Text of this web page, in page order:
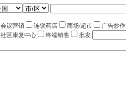
会议营销 连锁药店 商场/超市
广告炒
社区康复中心
终端销售 批发